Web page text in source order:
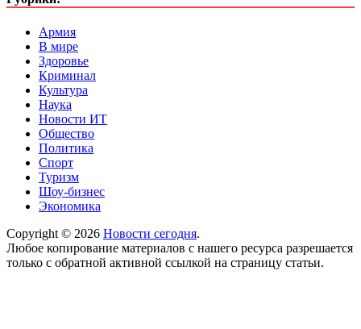
Армия
В мире
Здоровье
Криминал
Культура
Наука
Новости ИТ
Общество
Политика
Спорт
Туризм
Шоу-бизнес
Экономика
Copyright © 2026 Новости сегодня.
Любое копирование материалов с нашего ресурса разрешается
только с обратной активной ссылкой на страницу статьи.